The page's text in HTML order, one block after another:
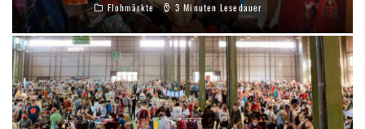
Flohmärkte 3 Minuten Lesedauer